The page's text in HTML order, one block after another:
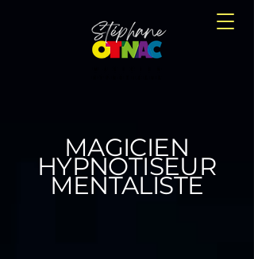
MAGICIEN
HYPNOTISEUR
MENTALISTE